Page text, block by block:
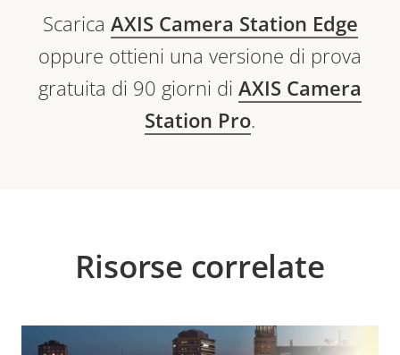
Scarica AXIS Camera Station Edge
oppure ottieni una versione di prova
gratuita di 90 giorni di AXIS Camera
Station Pro.
Risorse correlate